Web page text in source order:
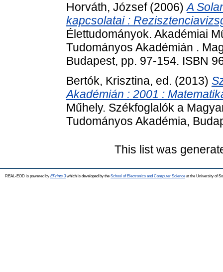
Horváth, József(2006)A
kapcsolatai :
Élettudományok. Akadémiai
Tudományos Akadémián .
Budapest, pp. 97-154. ISBN
Bertók, Krisztina, ed. (2013)
Akadémián : 2001 :
Műhely. Székfoglalók a
Tudományos Akadémia,
This list was
REAL-EOD is powered by EPrints 3which is developed by the School of Electronics and Computer Science at the University of